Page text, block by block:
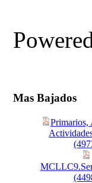
Mas Bajados
Primarios,